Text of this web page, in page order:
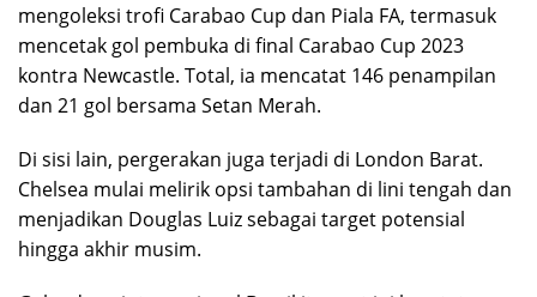
mengoleksi trofi Carabao Cup dan Piala FA, termasuk
mencetak gol pembuka di final Carabao Cup 2023
kontra Newcastle. Total, ia mencatat 146 penampilan
dan 21 gol bersama Setan Merah.
Di sisi lain, pergerakan juga terjadi di London Barat.
Chelsea mulai melirik opsi tambahan di lini tengah dan
menjadikan Douglas Luiz sebagai target potensial
hingga akhir musim.